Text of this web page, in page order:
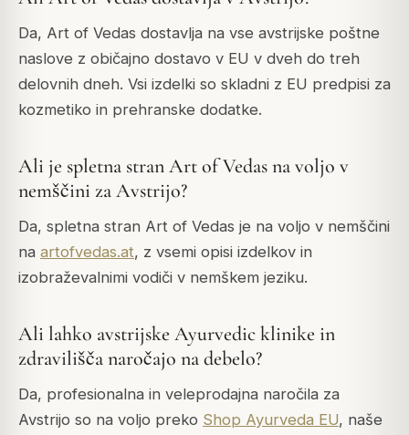
Da, Art of Vedas dostavlja na vse avstrijske poštne
naslove z običajno dostavo v EU v dveh do treh
delovnih dneh. Vsi izdelki so skladni z EU predpisi za
kozmetiko in prehranske dodatke.
Ali je spletna stran Art of Vedas na voljo v
nemščini za Avstrijo?
Da, spletna stran Art of Vedas je na voljo v nemščini
na artofvedas.at, z vsemi opisi izdelkov in
izobraževalnimi vodiči v nemškem jeziku.
Ali lahko avstrijske Ayurvedic klinike in
zdravilišča naročajo na debelo?
Da, profesionalna in veleprodajna naročila za
Avstrijo so na voljo preko Shop Ayurveda EU, naše